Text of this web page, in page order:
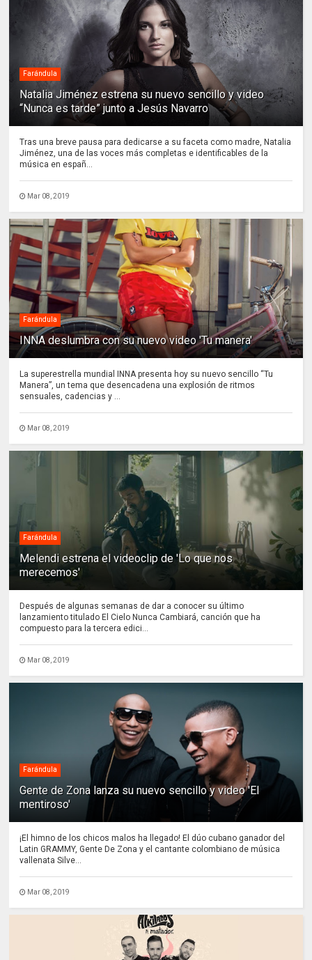
Farándula
Natalia Jiménez estrena su nuevo sencillo y video
“Nunca es tarde” junto a Jesús Navarro
Tras una breve pausa para dedicarse a su faceta como madre, Natalia
Jiménez, una de las voces más completas e identificables de la
música en españ...
Mar 08, 2019
Farándula
INNA deslumbra con su nuevo video 'Tu manera'
La superestrella mundial INNA presenta hoy su nuevo sencillo “Tu
Manera”, un tema que desencadena una explosión de ritmos
sensuales, cadencias y ...
Mar 08, 2019
Farándula
Melendi estrena el videoclip de 'Lo que nos
merecemos'
Después de algunas semanas de dar a conocer su último
lanzamiento titulado El Cielo Nunca Cambiará, canción que ha
compuesto para la tercera edici...
Mar 08, 2019
Farándula
Gente de Zona lanza su nuevo sencillo y video 'El
mentiroso'
¡El himno de los chicos malos ha llegado! El dúo cubano ganador del
Latin GRAMMY, Gente De Zona y el cantante colombiano de música
vallenata Silve...
Mar 08, 2019